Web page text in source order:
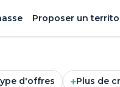
Proposer un
d'offres Plus de